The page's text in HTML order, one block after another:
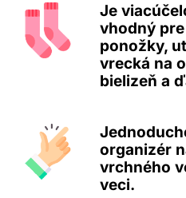
Je
vhodný
ponožky,
vrecká na
bielizeň a
organizér
vrchného
veci.